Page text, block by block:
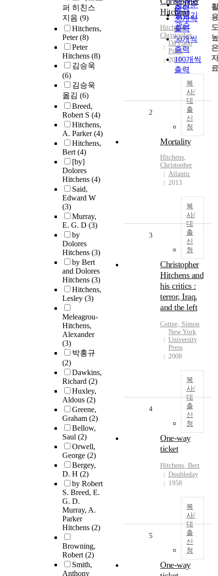
퍼 히친스
지음 (9)
Hitchens,
Peter(8)
Peter
Hitchens (8)
김승욱
(6)
김승욱
옮김 (6)
Breed,
Robert S (4)
Hitchens,
A. Parker(4)
Hitchens,
Bert(4)
[by]
Dolores
Hitchens (4)
Said,
Edward W
(3)
Murray,
E. G. D (3)
by
Dolores
Hitchens (3)
by Bert
and Dolores
Hitchens (3)
Hitchens,
Lesley (3)
Meleagrou-
Hitchens,
Alexander
(3)
박홍규
(2)
Dawkins,
Richard (2)
Huxley,
Aldous (2)
Greene,
Graham (2)
Bellow,
Saul (2)
Orwell,
George (2)
Bergey,
D. H (2)
by Robert
S. Breed, E.
G. D.
Murray, A.
Parker
Hitchens (2)
Browning,
Robert(2)
Smith,
Anthony
저자순
발행기
관순
출력
30개씩
출력
50개씩
출력
100개씩
출력
Hitchens
Hitchens,
Christopher
Da Capo
Press
2011
복
사/
대
출
신
청
2
Mortality
Hitchens,
Christopher
Atlantic
2013
복
사/
대
출
신
청
3
Christopher
Hitchens and
his critics :
terror, Iraq,
and the left
Cottee, Simon
New York
University
Press
2008
복
사/
대
출
신
청
4
One-way
ticket
Hitchens, Bert
Doubleday
1958
복
사/
대
출
신
청
5
One-way